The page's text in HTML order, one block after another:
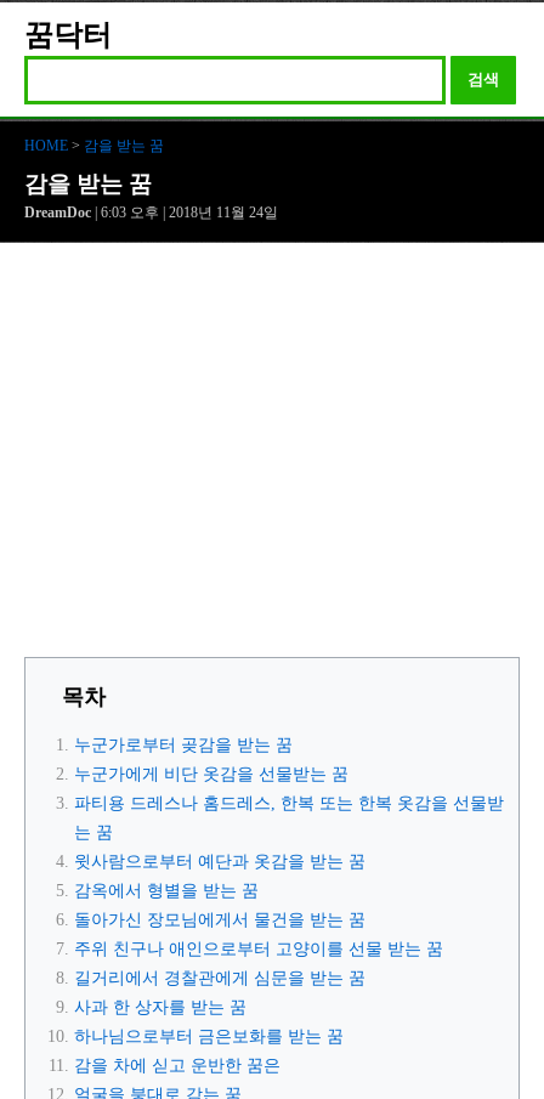
꿈닥터
검색
HOME > 감을 받는 꿈
감을 받는 꿈
DreamDoc | 6:03 오후 | 2018년 11월 24일
목차
누군가로부터 곶감을 받는 꿈
누군가에게 비단 옷감을 선물받는 꿈
파티용 드레스나 홈드레스, 한복 또는 한복 옷감을 선물받
는 꿈
윗사람으로부터 예단과 옷감을 받는 꿈
감옥에서 형별을 받는 꿈
돌아가신 장모님에게서 물건을 받는 꿈
주위 친구나 애인으로부터 고양이를 선물 받는 꿈
길거리에서 경찰관에게 심문을 받는 꿈
사과 한 상자를 받는 꿈
하나님으로부터 금은보화를 받는 꿈
감을 차에 싣고 운반한 꿈은
얼굴을 붕대로 감는 꿈